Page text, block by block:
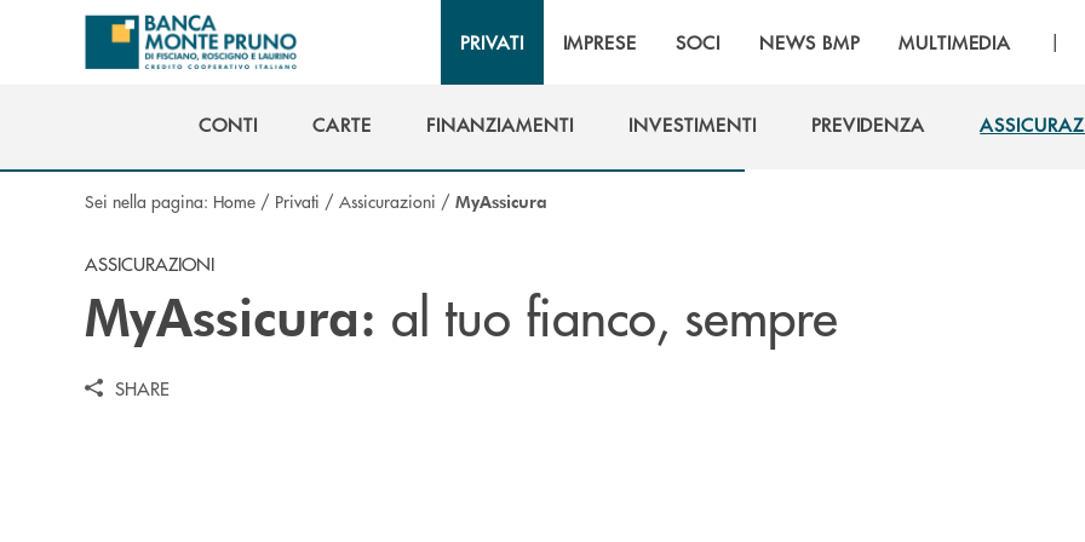
Salta al contenuto principale
PRIVATI IMPRESE SOCI NEWS BMP MULTIMEDIA |
CONTI
CARTE
FINANZIAMENTI
INVESTIMENTI
PREVIDENZA
Sei nella pagina: Home / Privati / Assicurazioni / MyAssicura
ASSICURAZIONI
MyAssicura: al tuo fianco, sempre
SHARE